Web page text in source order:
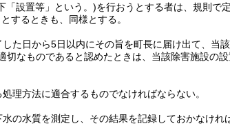
「設置等」という。)を行おうとする者は、規則で
するときも、同様とする。
た日から5日以内にその旨を町長に届け出て、当
なものであると認めたときは、当該除害施設の
理方法に適合するものでなければならない。
の水質を測定し、その結果を記録しておかなけれ